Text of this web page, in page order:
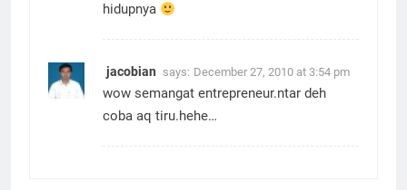
hidupnya
jacobian says: December 27, 2010 at 3:54 pm
wow semangat entrepreneur.ntar deh
coba aq tiru.hehe…